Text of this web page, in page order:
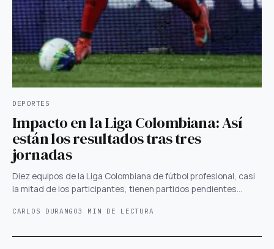
DEPORTES
Impacto en la Liga Colombiana: Así
están los resultados tras tres
jornadas
Diez equipos de la Liga Colombiana de fútbol profesional, casi
la mitad de los participantes, tienen partidos pendientes…
CARLOS DURANGO3 MIN DE LECTURA